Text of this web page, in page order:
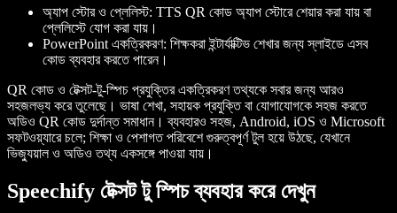
অ্যাপ স্টোর ও প্লেলিস্ট: TTS QR কোড অ্যাপ স্টোরে শেয়ার করা যায় বা
প্লেলিস্টে যোগ করা যায়।
PowerPoint একত্রিকরণ: শিক্ষকরা ইন্টার্যাক্টিভ শেখার জন্য স্লাইডে এসব
কোড ব্যবহার করতে পারেন।
QR কোড ও টেক্সট-টু-স্পিচ প্রযুক্তির একত্রিকরণ তথ্যকে সবার জন্য আরও
সহজলভ্য করে তুলেছে। ভাষা শেখা, সহায়ক প্রযুক্তি বা যোগাযোগকে সহজ করতে
অডিও QR কোড দুর্দান্ত সমাধান। ব্যবহারও সহজ, Android, iOS ও Microsoft
সফটওয়্যারে চলে; শিক্ষা ও পেশাগত পরিবেশে গুরুত্বপূর্ণ টুল হয়ে উঠছে, যেখানে
ভিজ্যুয়াল ও অডিও তথ্য একসঙ্গে পাওয়া যায়।
Speechify টেক্সট টু স্পিচ ব্যবহার করে দেখুন